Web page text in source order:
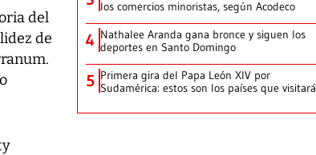
del
de
los comercios minoristas, según Acodeco
4 Nathalee Aranda gana bronce y siguen los
deportes en Santo Domingo
5 Primera gira del Papa León XIV por
Sudamérica: estos son los países que visitará